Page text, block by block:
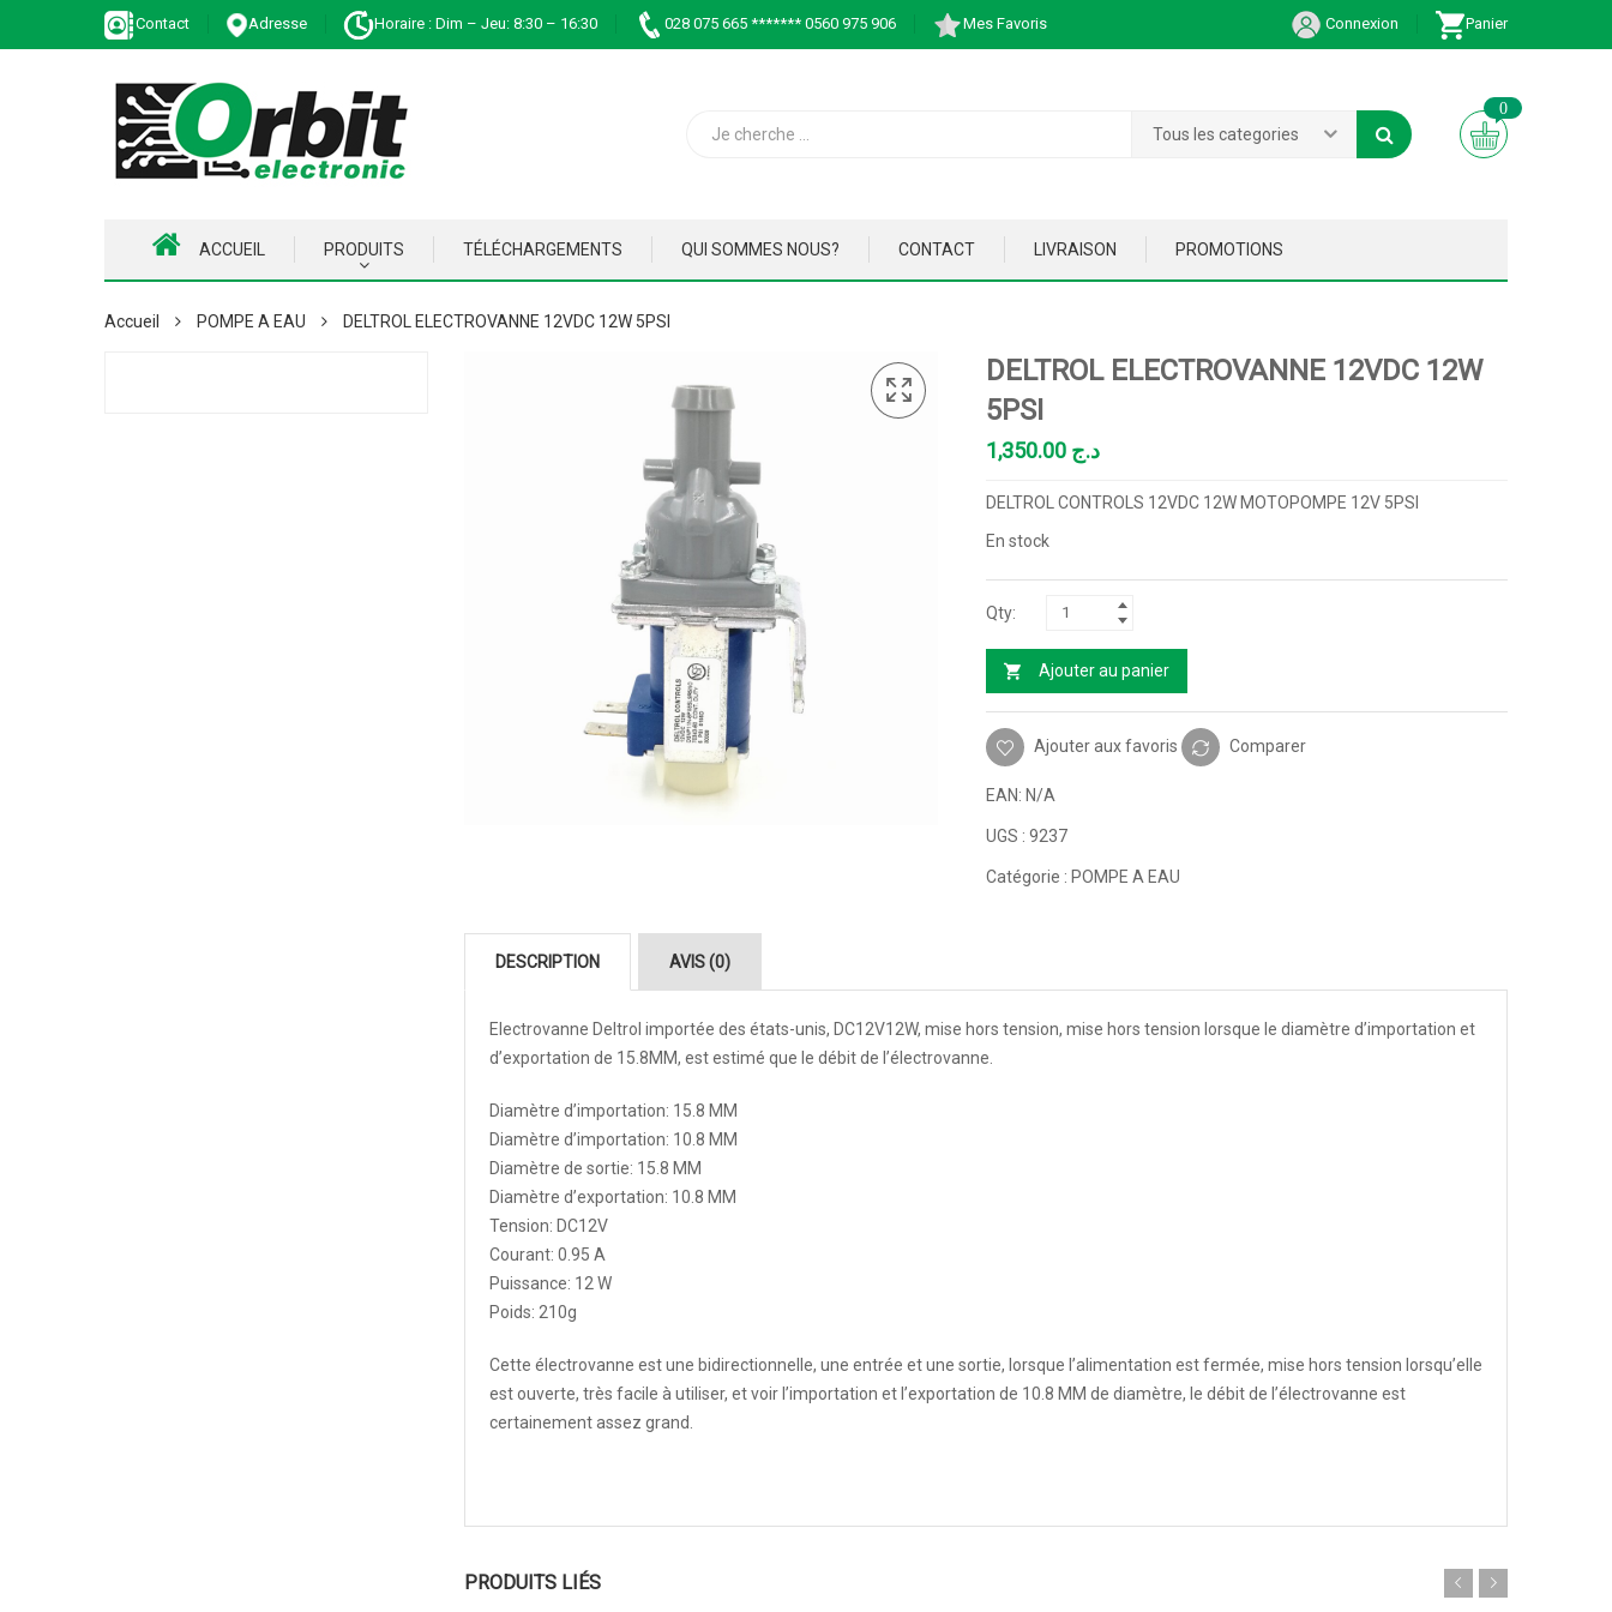
Contact Adresse Horaire : Dim – Jeu: 8:30 – 16:30 028 075 665 ******* 0560 975 906 Mes Favoris Connexion Panier
Tous les categories
0
ACCUEIL PRODUITS TÉLÉCHARGEMENTS QUI SOMMES NOUS? CONTACT LIVRAISON PROMOTIONS
Accueil POMPE A EAU DELTROL ELECTROVANNE 12VDC 12W 5PSI
DELTROL ELECTROVANNE 12VDC 12W
5PSI
د.ج
DELTROL CONTROLS 12VDC 12W MOTOPOMPE 12V 5PSI
En stock
Ajouter au panier
Ajouter aux favoris Comparer
EAN: N/A
UGS : 9237
Catégorie : POMPE A EAU
DESCRIPTION AVIS (0)
Electrovanne Deltrol importée des états-unis, DC12V12W, mise hors tension, mise hors tension lorsque le diamètre d’importation et
d’exportation de 15.8MM, est estimé que le débit de l’électrovanne.
Diamètre d’importation: 15.8 MM
Diamètre d’importation: 10.8 MM
Diamètre de sortie: 15.8 MM
Diamètre d’exportation: 10.8 MM
Tension: DC12V
Courant: 0.95 A
Puissance: 12 W
Poids: 210g
Cette électrovanne est une bidirectionnelle, une entrée et une sortie, lorsque l’alimentation est fermée, mise hors tension lorsqu’elle
est ouverte, très facile à utiliser, et voir l’importation et l’exportation de 10.8 MM de diamètre, le débit de l’électrovanne est
certainement assez grand.
PRODUITS LIÉS